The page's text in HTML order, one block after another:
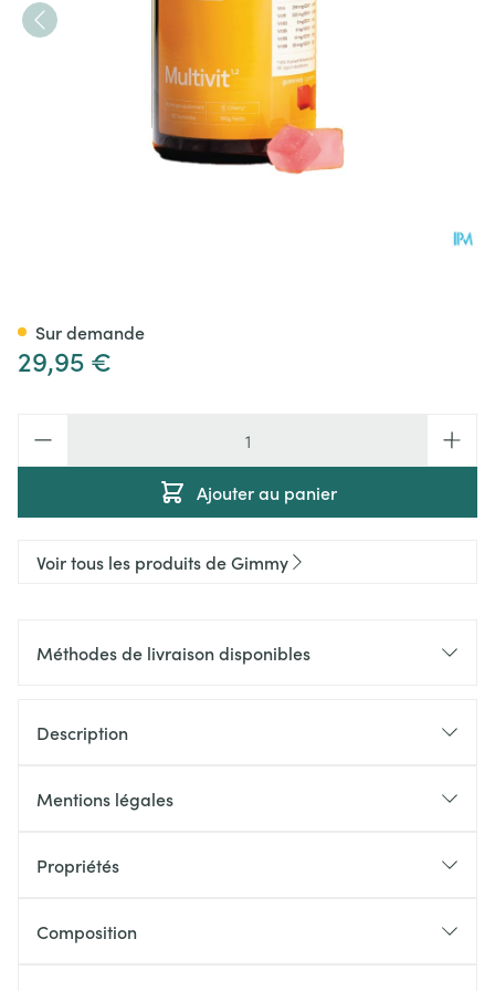
29,95 €
Ajouter au panier
Sur demande
Voir tous les produits de Gimmy
Méthodes de livraison disponibles
Description
Mentions légales
Propriétés
Composition